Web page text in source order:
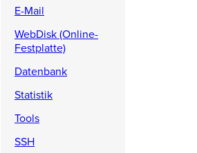
E-Mail
WebDisk (Online-
Festplatte)
Datenbank
Statistik
Tools
SSH